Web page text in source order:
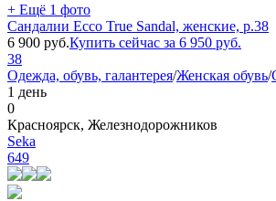
+ Ещё 1 фото
Сандалии Ecco True Sandal, женские, р.38
6 900 руб.Купить сейчас за 6 950 руб.
38
Одежда, обувь, галантерея/Женская обувь/
1 день
0
Красноярск, Железнодорожников
Seka
649